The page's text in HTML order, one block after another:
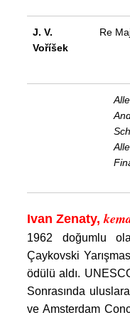
J. V.
Voříšek
Re
Ivan Zenaty,
1962 doğumlu
Çaykovski
ödülü aldı.
Sonrasında
ve Amsterdam